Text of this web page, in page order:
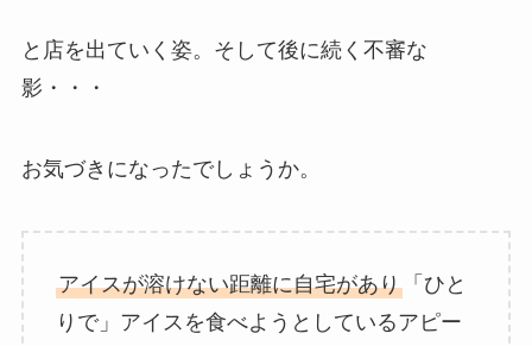
と店を出ていく姿。そして後に続く不審な
影・・・
お気づきになったでしょうか。
アイスが溶けない距離に自宅があり「ひと
りで」アイスを食べようとしているアピー